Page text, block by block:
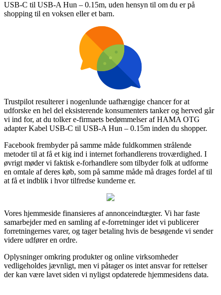
USB-C til USB-A Hun – 0.15m, uden hensyn til om du er på
shopping til en voksen eller et barn.
Trustpilot resulterer i nogenlunde uafhængige chancer for at
udforske en hel del eksisterende konsumenters tanker og herved går
vi ind for, at du tolker e-firmaets bedømmelser af HAMA OTG
adapter Kabel USB-C til USB-A Hun – 0.15m inden du shopper.
Facebook frembyder på samme måde fuldkommen strålende
metoder til at få et kig ind i internet forhandlerens troværdighed. I
øvrigt møder vi faktisk e-forhandlere som tilbyder folk at udforme
en omtale af deres køb, som på samme måde må drages fordel af til
at få et indblik i hvor tilfredse kunderne er.
Vores hjemmeside finansieres af annonceindtægter. Vi har faste
samarbejder med en samling af e-forretninger idet vi publicerer
forretningernes varer, og tager betaling hvis de besøgende vi sender
videre udfører en ordre.
Oplysninger omkring produkter og online virksomheder
vedligeholdes jævnligt, men vi påtager os intet ansvar for rettelser
der kan være lavet siden vi nyligst opdaterede hjemmesidens data.